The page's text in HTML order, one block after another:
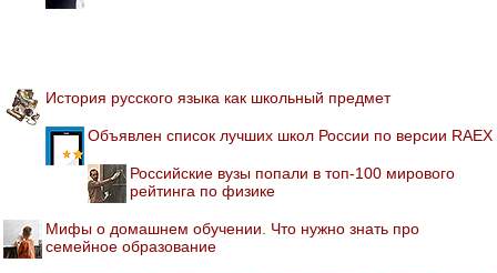
История русского языка как школьный предмет
Объявлен список лучших школ России по версии RAEX
Российские вузы попали в топ-100 мирового
рейтинга по физике
Мифы о домашнем обучении. Что нужно знать про
семейное образование